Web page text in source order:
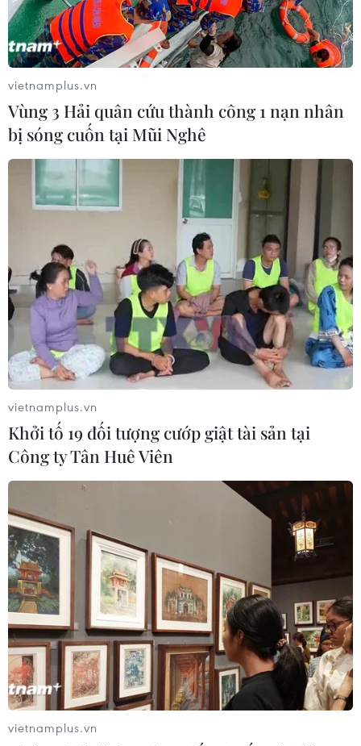
Mỹ, Saudi Arabia đánh giá về thực thi thỏa
thuận ngừng bắn ở Sudan
Đại sứ quán Mỹ ở Khartoum trong một tuyên bố chung
ngày 26/5 cho biết Mỹ và Saudi Arabia ghi nhận sự tôn
trọng được cải thiện đối với thỏa thuận ngừng bắn ngắn
hạn và các thỏa thuận nhân đạo ở Sudan.
Giao tranh tại Sudan: Các bên xung đột
tuân thủ thỏa thuận ngừng bắn
26/05/2023 11:27
Mỹ và Saudi Arabia đang đảm nhận vai trò giám sát
thỏa thuận ngừng bắn 7 ngày giữa Quân đội Sudan và
vietnamplus.vn
Vùng 3 Hải quân cứu thành công 1 nạn nhân
bị sóng cuốn tại Mũi Nghê
vietnamplus.vn
Khởi tố 19 đối tượng cướp giật tài sản tại
Công ty Tân Huê Viên
vietnamplus.vn